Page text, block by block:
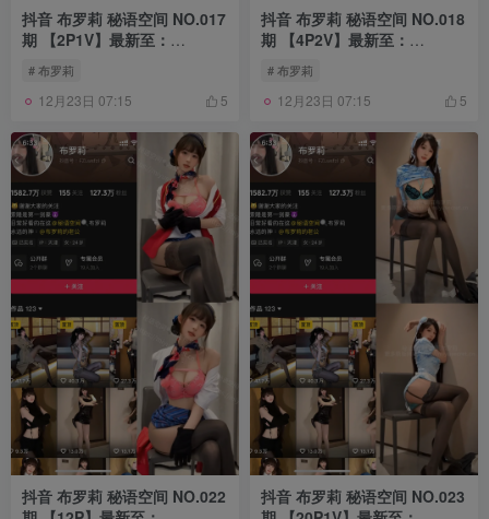
抖音 布罗莉 秘语空间 NO.017
期 【2P1V】最新至：
2025.8.28
# 布罗莉
12月23日 07:15 5
抖音 布罗莉 秘语空间 NO.018
期 【4P2V】最新至：
2025.9.3
# 布罗莉
12月23日 07:15 5
抖音 布罗莉 秘语空间 NO.022
抖音 布罗莉 秘语空间 NO.023